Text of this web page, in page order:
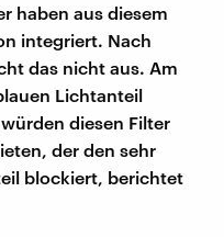
haben aus diesem
integriert. Nach
das nicht aus. Am
Lichtanteil
diesen Filter
der den sehr
blockiert, berichtet